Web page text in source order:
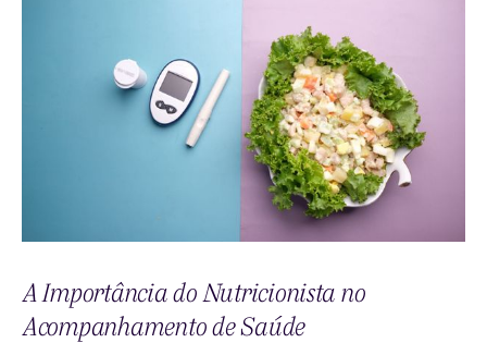
A Importância do Nutricionista no
Acompanhamento de Saúde